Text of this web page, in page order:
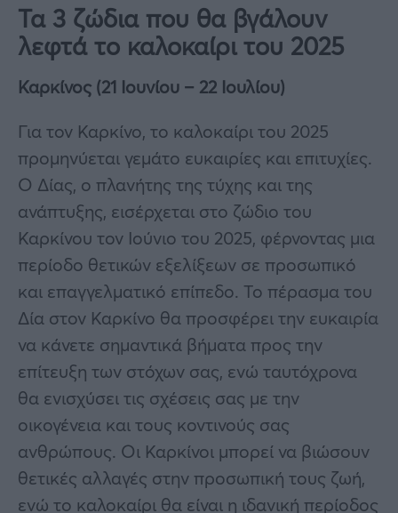
Τα 3 ζώδια που θα βγάλουν
λεφτά το καλοκαίρι του 2025
Καρκίνος (21 Ιουνίου – 22 Ιουλίου)
Για τον Καρκίνο, το καλοκαίρι του 2025
προμηνύεται γεμάτο ευκαιρίες και επιτυχίες.
Ο Δίας, ο πλανήτης της τύχης και της
ανάπτυξης, εισέρχεται στο ζώδιο του
Καρκίνου τον Ιούνιο του 2025, φέρνοντας μια
περίοδο θετικών εξελίξεων σε προσωπικό
και επαγγελματικό επίπεδο. Το πέρασμα του
Δία στον Καρκίνο θα προσφέρει την ευκαιρία
να κάνετε σημαντικά βήματα προς την
επίτευξη των στόχων σας, ενώ ταυτόχρονα
θα ενισχύσει τις σχέσεις σας με την
οικογένεια και τους κοντινούς σας
ανθρώπους. Οι Καρκίνοι μπορεί να βιώσουν
θετικές αλλαγές στην προσωπική τους ζωή,
ενώ το καλοκαίρι θα είναι η ιδανική περίοδος